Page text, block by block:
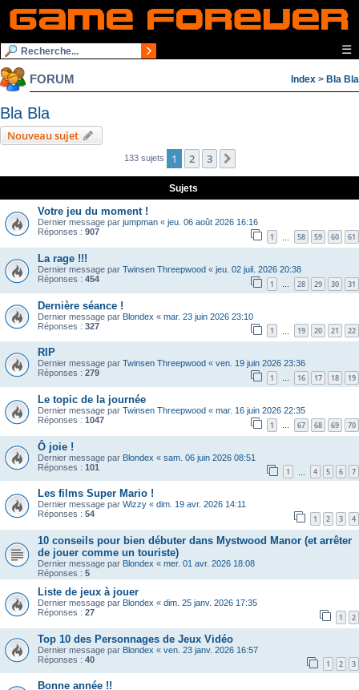
☰
FORUM Index > Bla Bla
Bla Bla
Nouveau sujet
133 sujets 1 2 3
Sujets
Votre jeu du moment !
Dernier message par jumpman « jeu. 06 août 2026 16:16
Réponses : 907 1 58 59 60 61
La rage !!!
Dernier message par Twinsen Threepwood « jeu. 02 juil. 2026 20:38
Réponses : 454 1 … 28 29 30 31
Dernière séance !
Dernier message par Blondex « mar. 23 juin 2026 23:10
Réponses : 327 1 19 20 21 22
RIP
Dernier message par Twinsen Threepwood « ven. 19 juin 2026 23:36
Réponses : 279 1 … 16 17 18 19
Le topic de la journée
Dernier message par Twinsen Threepwood « mar. 16 juin 2026 22:35
Réponses : 1047 1 … 67 68 69 70
Ô joie !
Dernier message par Blondex « sam. 06 juin 2026 08:51
Réponses : 101 1 4 5 6 7
Les films Super Mario !
Dernier message par Wizzy « dim. 19 avr. 2026 14:11
Réponses : 54 1 2 3 4
10 conseils pour bien débuter dans Mystwood Manor (et arrêter
de jouer comme un touriste)
Dernier message par Blondex « mer. 01 avr. 2026 18:08
Réponses : 5
Liste de jeux à jouer
Dernier message par Blondex « dim. 25 janv. 2026 17:35
Réponses : 27 1 2
Top 10 des Personnages de Jeux Vidéo
Dernier message par Blondex « ven. 23 janv. 2026 16:57
Réponses : 40 1 2 3
Bonne année !!